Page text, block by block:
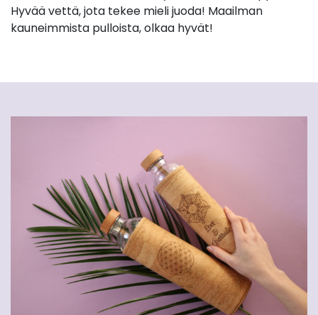
Hyvää vettä, jota tekee mieli juoda! Maailman
kauneimmista pulloista, olkaa hyvät!